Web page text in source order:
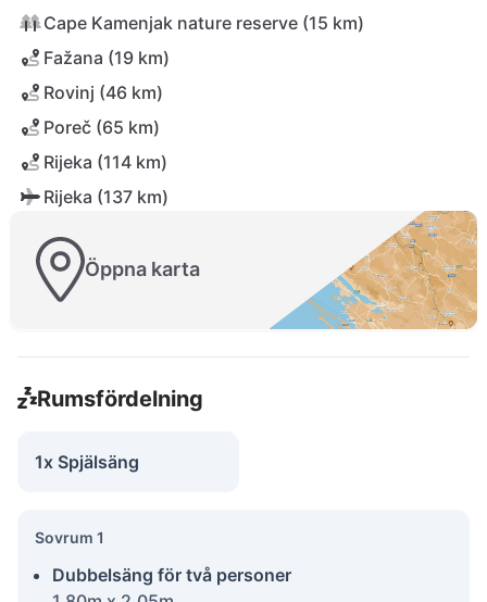
Cape Kamenjak nature reserve (15 km)
Fažana (19 km)
Rovinj (46 km)
Poreč (65 km)
Rijeka (114 km)
Rijeka (137 km)
Öppna karta
Rumsfördelning
1x Spjälsäng
Sovrum 1
Dubbelsäng för två personer